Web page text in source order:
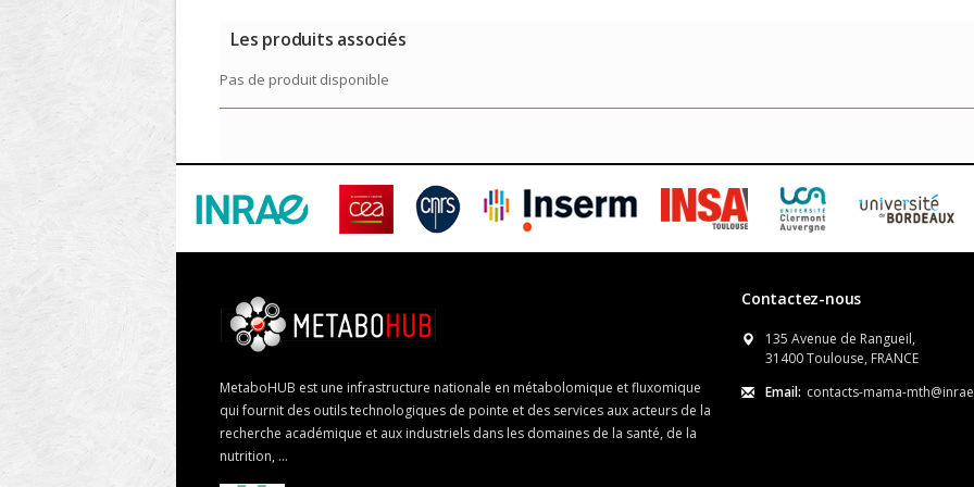
Les produits associés
Pas de produit disponible
MetaboHUB est une infrastructure nationale en métabolomique et fluxomique
qui fournit des outils technologiques de pointe et des services aux acteurs de la
recherche académique et aux industriels dans les domaines de la santé, de la
nutrition, ...
Contactez-nous
135 Avenue de Rangueil,
31400 Toulouse, FRANCE
Email: contacts-mama-